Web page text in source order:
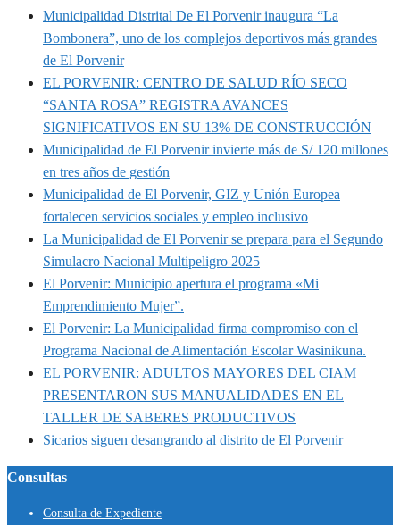
Municipalidad Distrital De El Porvenir inaugura “La
Bombonera”, uno de los complejos deportivos más grandes
de El Porvenir
EL PORVENIR: CENTRO DE SALUD RÍO SECO
“SANTA ROSA” REGISTRA AVANCES
SIGNIFICATIVOS EN SU 13% DE CONSTRUCCIÓN
Municipalidad de El Porvenir invierte más de S/ 120 millones
en tres años de gestión
Municipalidad de El Porvenir, GIZ y Unión Europea
fortalecen servicios sociales y empleo inclusivo
La Municipalidad de El Porvenir se prepara para el Segundo
Simulacro Nacional Multipeligro 2025
El Porvenir: Municipio apertura el programa «Mi
Emprendimiento Mujer”.
El Porvenir: La Municipalidad firma compromiso con el
Programa Nacional de Alimentación Escolar Wasinikuna.
EL PORVENIR: ADULTOS MAYORES DEL CIAM
PRESENTARON SUS MANUALIDADES EN EL
TALLER DE SABERES PRODUCTIVOS
Sicarios siguen desangrando al distrito de El Porvenir
Consultas
Consulta de Expediente